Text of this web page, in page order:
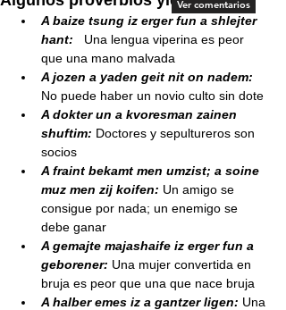
A baize tsung iz erger fun a shlejter
hant:
Una lengua viperina es peor
que una mano malvada
A jozen a yaden geit nit on nadem:
No puede haber un novio culto sin dote
A dokter un a kvoresman zainen
shuftim: Doctores y sepultureros son
socios
A fraint bekamt men umzist; a soine
muz men zij koifen: Un amigo se
consigue por nada; un enemigo se
debe ganar
A gemajte majashaife iz erger fun a
geborener: Una mujer convertida en
bruja es peor que una que nace bruja
A halber emes iz a gantzer ligen: Una
Ver comentarios